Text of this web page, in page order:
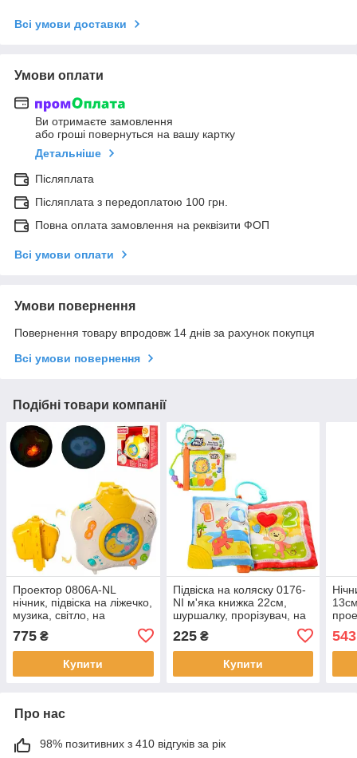
Всі умови доставки
Умови оплати
Ви отримаєте замовлення
або гроші повернуться на вашу картку
Детальніше
Післяплата
Післяплата з передоплатою 100 грн.
Повна оплата замовлення на реквізити ФОП
Всі умови оплати
Умови повернення
Повернення товару впродовж 14 днів за рахунок покупця
Всі умови повернення
Подібні товари компанії
Проектор 0806A-NL
нічник, підвіска на ліжечко,
музика, світло, на
батарейках, в коробці, 18-
19,5-8,5 см.
775 ₴
Купити
Підвіска на коляску 0176-
NI м'яка книжка 22см,
шуршалку, прорізувач, на
225₴
Купити
Про нас
98% позитивних з 410 відгуків за рік